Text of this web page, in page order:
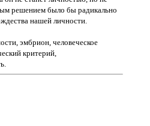
решением было бы радикально
нашей личности.
эмбрион, человеческое
критерий,